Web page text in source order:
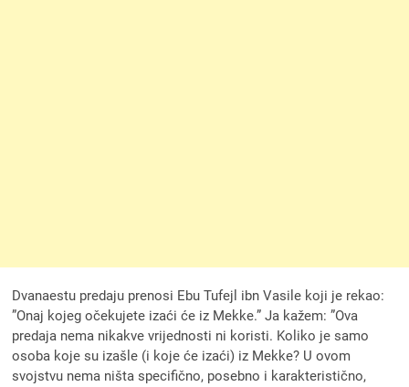
Dvanaestu predaju prenosi Ebu Tufejl ibn Vasile koji je rekao:
”Onaj kojeg očekujete izaći će iz Mekke.” Ja kažem: ”Ova
predaja nema nikakve vrijednosti ni koristi. Koliko je samo
osoba koje su izašle (i koje će izaći) iz Mekke? U ovom
svojstvu nema ništa specifično, posebno i karakteristično,